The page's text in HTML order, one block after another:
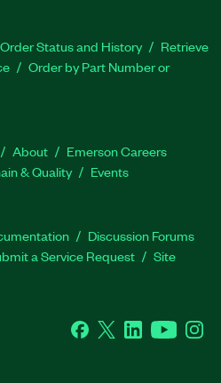
Order Status and History
Retrieve
Order by Part Number or
About
Emerson Careers
& Quality Events
Discussion Forums
a Service Request
Site
Facebook
Twitter LinkedInYouTube